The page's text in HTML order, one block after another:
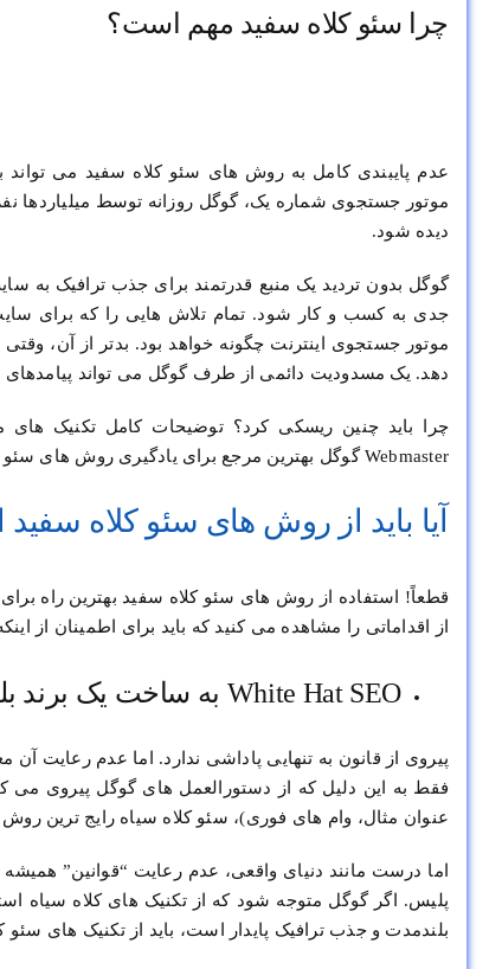
چرا سئو کلاه سفید مهم است؟
عدم پایبندی کامل به روش های سئو کلاه سفید می
موتور جستجوی شماره یک، گوگل روزانه توسط میلیاردها
دیده شود.
گوگل بدون تردید یک منبع قدرتمند برای جذب ترافیک
جدی به کسب و کار شود. تمام تلاش هایی را که برای
موتور جستجوی اینترنت چگونه خواهد بود. بدتر از آن،
دهد. یک مسدودیت دائمی از طرف گوگل می تواند پیامدهای
Webmaster گوگل بهترین مرجع برای یادگیری روش های سئو کلاه سفید مورد تایید گوگل می باشند.
آیا باید از روش های سئو کلاه سفید
قطعاً! استفاده از روش های سئو کلاه سفید بهترین راه
از اقداماتی را مشاهده می کنید که باید برای اطمینان از
White Hat SEO به ساخت یک برند بلند مدت کمک می کند
پیروی از قانون به تنهایی پاداشی ندارد. اما عدم رعایت
فقط به این دلیل که از دستورالعمل های گوگل پیروی می
عنوان مثال، وام های فوری)، سئو کلاه سیاه رایج ترین
اما درست مانند دنیای واقعی، عدم رعایت “قوانین”
پلیس. اگر گوگل متوجه شود که از تکنیک های کلاه سیاه
بلندمدت و جذب ترافیک پایدار است، باید از تکنیک های سئو